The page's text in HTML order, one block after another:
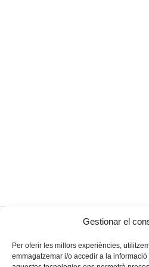
Gestionar el
Per oferir les millors experiències,
emmagatzemar i/o accedir a la
donen nom al futur